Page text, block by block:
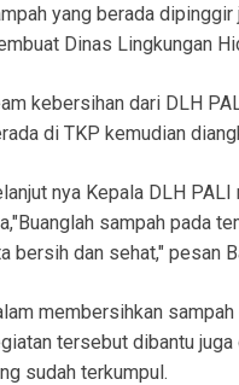
yang berada dipinggir
Dinas Lingkungan
kebersihan dari DLH
di TKP kemudian
nya Kepala DLH
sampah pada
bersih dan sehat," pesan
membersihkan
tersebut dibantu
sudah terkumpul.